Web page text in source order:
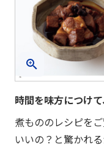
時間を味方につけ
煮もののレシピを
いいの？と驚かれ